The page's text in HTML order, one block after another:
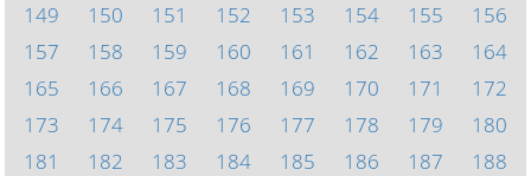
149
150 151 152 153 154 155
156
157
158 159 160 161 162 163
164
165
166 167 168 169 170 171
172
173
174 175 176 177 178 179
180
181
182 183 184 185 186 187
188